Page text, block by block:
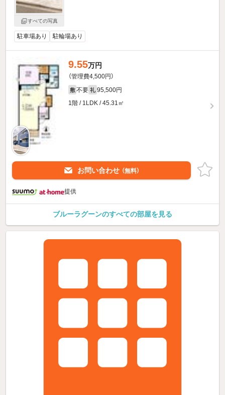
すべての写真
駐車場あり 駐輪場あり
9.55万円
（管理費4,500円）
敷 不要 礼 95,500円
1階 / 1LDK / 45.31㎡
お問い合わせ （無料）
提供
ブルーラグーンのすべての部屋を見る